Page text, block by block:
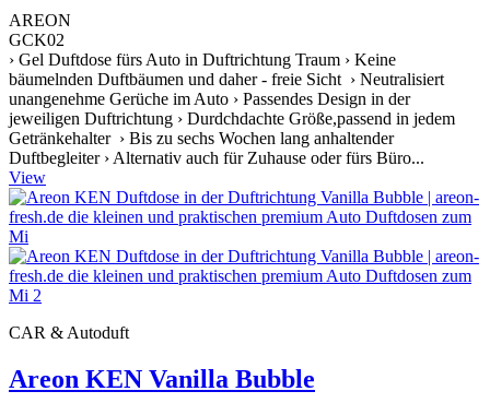
AREON
GCK02
› Gel Duftdose fürs Auto in Duftrichtung Traum › Keine
bäumelnden Duftbäumen und daher - freie Sicht › Neutralisiert
unangenehme Gerüche im Auto › Passendes Design in der
jeweiligen Duftrichtung › Durdchdachte Größe,passend in jedem
Getränkehalter › Bis zu sechs Wochen lang anhaltender
Duftbegleiter › Alternativ auch für Zuhause oder fürs Büro...
View
CAR & Autoduft
Areon KEN Vanilla Bubble